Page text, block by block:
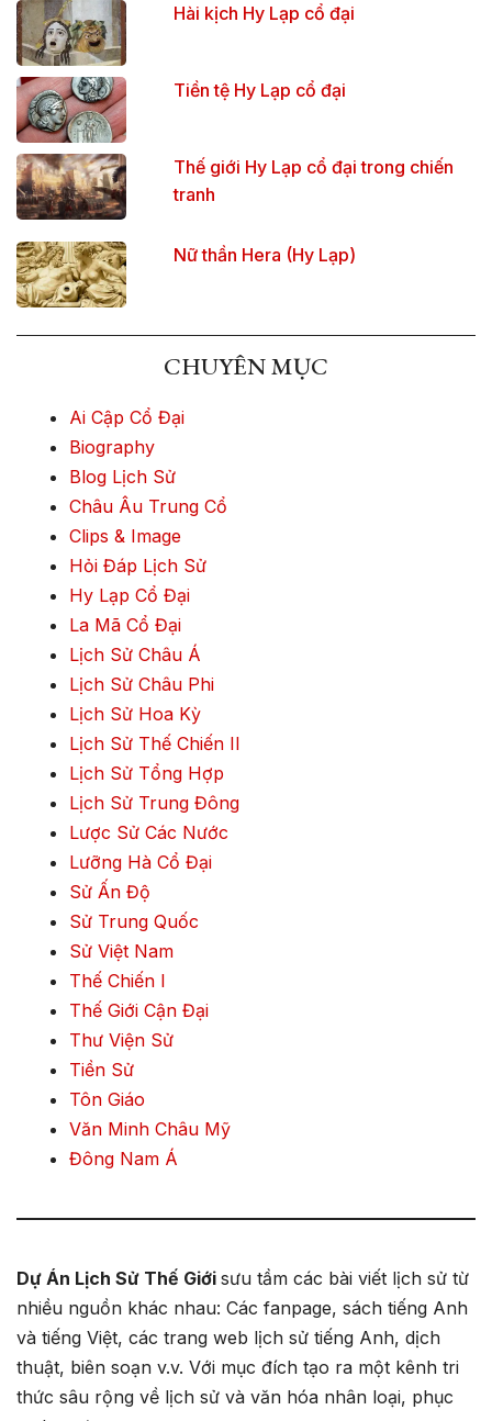
Hài kịch Hy Lạp cổ đại
Tiền tệ Hy Lạp cổ đại
Thế giới Hy Lạp cổ đại trong chiến
tranh
Nữ thần Hera (Hy Lạp)
CHUYÊN MỤC
Ai Cập Cổ Đại
Biography
Blog Lịch Sử
Châu Âu Trung Cổ
Clips & Image
Hỏi Đáp Lịch Sử
Hy Lạp Cổ Đại
La Mã Cổ Đại
Lịch Sử Châu Á
Lịch Sử Châu Phi
Lịch Sử Hoa Kỳ
Lịch Sử Thế Chiến II
Lịch Sử Tổng Hợp
Lịch Sử Trung Đông
Lược Sử Các Nước
Lưỡng Hà Cổ Đại
Sử Ấn Độ
Sử Trung Quốc
Sử Việt Nam
Thế Chiến I
Thế Giới Cận Đại
Thư Viện Sử
Tiền Sử
Tôn Giáo
Văn Minh Châu Mỹ
Đông Nam Á
Dự Án Lịch Sử Thế Giới sưu tầm các bài viết lịch sử từ
nhiều nguồn khác nhau: Các fanpage, sách tiếng Anh
và tiếng Việt, các trang web lịch sử tiếng Anh, dịch
thuật, biên soạn v.v. Với mục đích tạo ra một kênh tri
thức sâu rộng về lịch sử và văn hóa nhân loại, phục